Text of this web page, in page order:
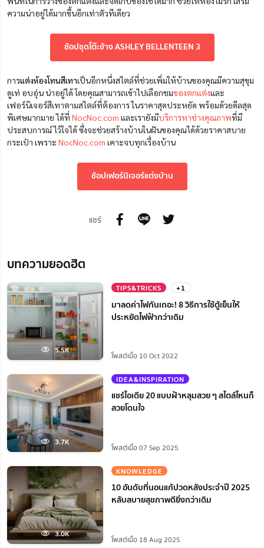
ความน่าอยู่ได้มากขึ้นอีกเท่าตัวทีเดียว
ช้อปชุดโต๊ะข้าง ASHLEY BELLENTEEN 3
การแต่งห้องโทนสีเทาเป็นอีกหนึ่งสไตล์ที่ช่วยเพิ่มให้บ้านของคุณมีความสุขุม
ดูเท่ อบอุ่น น่าอยู่ได้ โดยคุณสามารถเข้าไปเลือกชมของตกแต่งและ
เฟอร์นิเจอร์สีเทาตามสไตล์ที่ต้องการ ในราคาสุดประหยัด พร้อมด้วยดีลสุด
พิเศษมากมาย ได้ที่ NocNoc.com และเรายังมีบริการหาช่างคุณภาพที่มี
ประสบการณ์ ไว้ใจได้ ซึ่งจะช่วยสร้างบ้านในฝันของคุณได้ด้วยราคาสบาย
กระเป๋า เพราะ NocNoc.com เคาะจบทุกเรื่องบ้าน
ช้อปเฟอร์นิเจอร์แต่งบ้าน
แชร์
บทความยอดฮิต
5.5K
TIPS&TRICKS +1
มาลดค่าไฟกันเถอะ! 8 วิธีการใช้ตู้เย็นให้
ประหยัดไฟฟ้ากว่าเดิม
โพสต์เมื่อ 10 Oct 2022
3.7K
IDEA&INSPIRATION
แชร์ไอเดีย 20 แบบฝ้าหลุมสวย ๆ สไตล์ไหนก็
สวยโดนใจ
โพสต์เมื่อ 07 Sep 2025
3.0K
KNOWLEDGE
10 อันดับที่นอนแก้ปวดหลังประจำปี 2025
หลับสบายสุขภาพดียิ่งกว่าเดิม
โพสต์เมื่อ 18 Aug 2025